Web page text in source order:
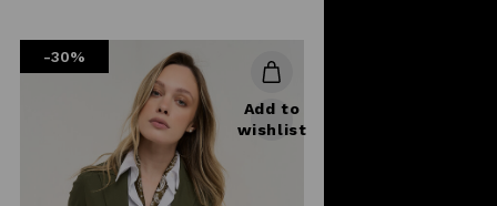
-30%
Add to
wishlist